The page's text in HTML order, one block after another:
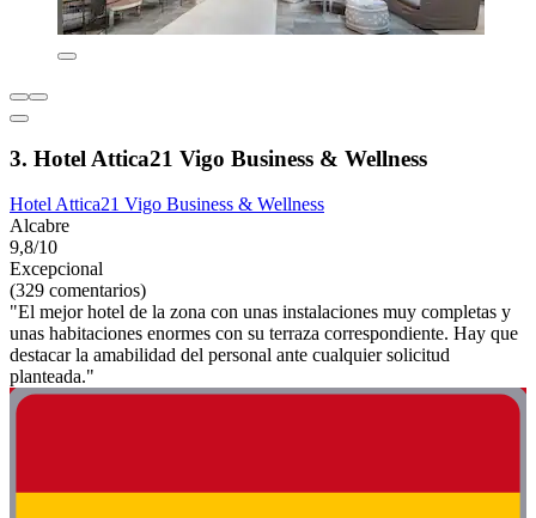
3. Hotel Attica21 Vigo Business & Wellness
Hotel Attica21 Vigo Business & Wellness
Alcabre
9,8/10
Excepcional
(329 comentarios)
"El mejor hotel de la zona con unas instalaciones muy completas y
unas habitaciones enormes con su terraza correspondiente. Hay que
destacar la amabilidad del personal ante cualquier solicitud
planteada."